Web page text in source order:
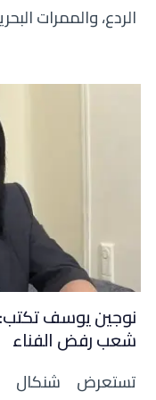
الردع، والممرات
نوجين يوسف
شعب رفض الفناء
تستعرض شنكال